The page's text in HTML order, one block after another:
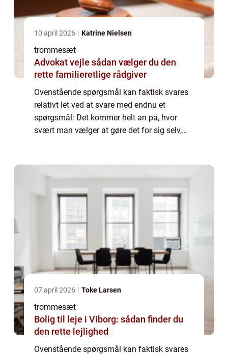
10 april 2026 Katrine Nielsen
trommesæt
Advokat vejle sådan vælger du den
rette familieretlige rådgiver
Ovenstående spørgsmål kan faktisk svares
relativt let ved at svare med endnu et
spørgsmål: Det kommer helt an på, hvor
svært man vælger at gøre det for sig selv,
07 april 2026 Toke Larsen
trommesæt
Bolig til leje i Viborg: sådan finder du
den rette lejlighed
Ovenstående spørgsmål kan faktisk svares